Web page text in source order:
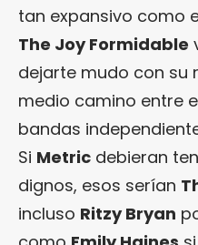
tan expansivo como
The Joy Formidable
dejarte mudo con su
medio camino entre
bandas
Si Metric debieran
dignos, esos serían
incluso Ritzy Bryan